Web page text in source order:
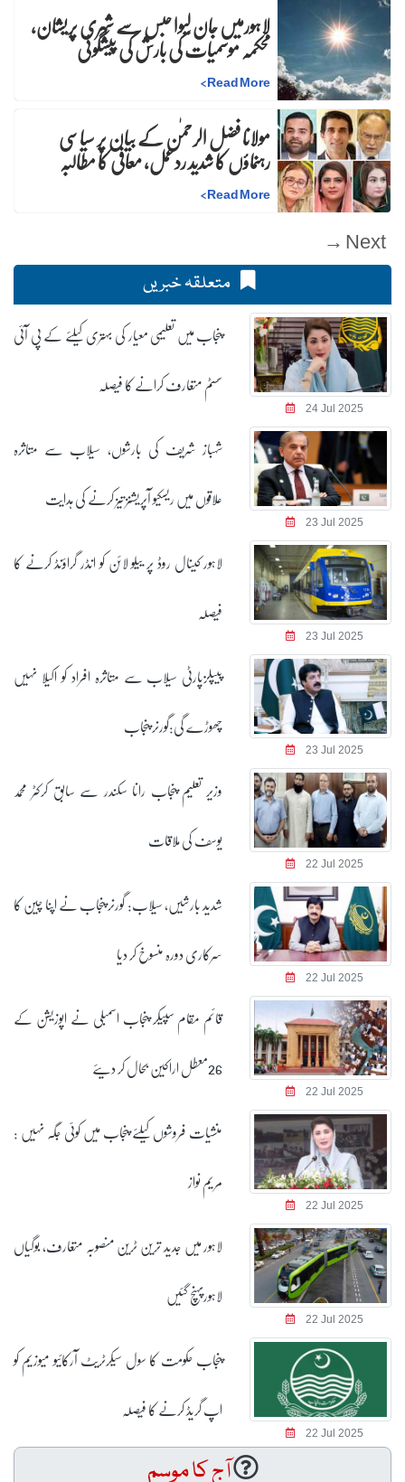
لاہورمیں جان لیوا حبس سے شہری پریشان،
محکمہ موسمیات کی بارش کی پیشگوئی
Read More
>
مولانا فضل الرحمٰن کے بیان پر سیاسی
رہنماؤں کا شدید ردعمل، معافی کا مطالبہ
Read More
>
Next →
متعلقہ خبریں
24 Jul 2025
پنجاب میں تعلیمی معیار کی بہتری کیلئے کے پی آئی
سسٹم متعارف کرانے کا فیصلہ
23 Jul 2025
شہباز شریف کی بارشوں، سیلاب سے متاثرہ
علاقوں میں ریسکیو آپریشنز تیز کرنے کی ہدایت
23 Jul 2025
لاہور کینال روڈ پر ییلو لائن کو انڈر گراؤنڈ کرنے کا
فیصلہ
23 Jul 2025
پیپلزپارٹی سیلاب سے متاثرہ افراد کو اکیلا نہیں
چھوڑے گی:گورنر پنجاب
22 Jul 2025
وزیر تعلیم پنجاب رانا سکندر سے سابق کرکٹر محمد
یوسف کی ملاقات
22 Jul 2025
شدید بارشیں، سیلاب: گورنر پنجاب نے اپنا چین کا
سرکاری دورہ منسوخ کر دیا
22 Jul 2025
قائم مقام سپیکر پنجاب اسمبلی نے اپوزیشن کے
26معطل اراکین بحال کر دیئے
22 Jul 2025
منشیات فروشوں کیلئے پنجاب میں کوئی جگہ نہیں :
مریم نواز
22 Jul 2025
لاہور میں جدید ترین ٹرین منصوبہ متعارف، بوگیاں
لاہورپہنچ گئیں
22 Jul 2025
پنجاب حکومت کا سول سیکرٹریٹ آرکائیو میوزیم کو
اپ گریڈ کرنے کا فیصلہ
آج کا موسم